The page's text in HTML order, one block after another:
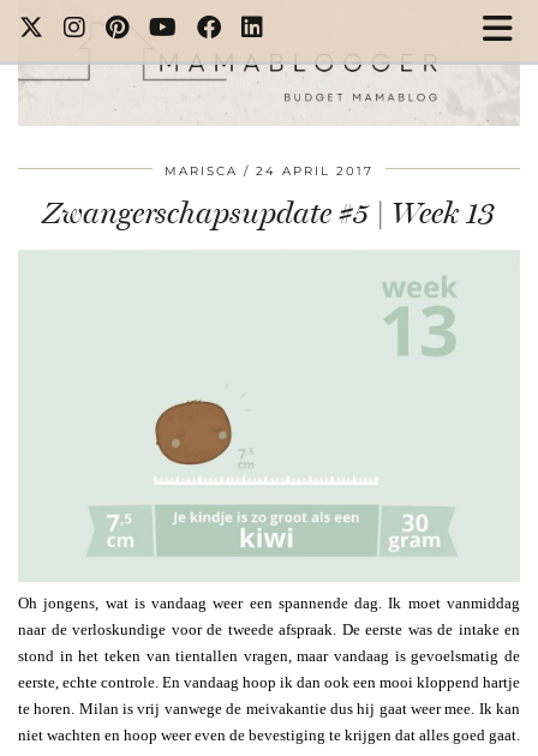
MARISCA 24 APRIL 2017
Zwangerschapsupdate #5 | Week 13
Oh jongens, wat is vandaag weer een spannende dag. Ik moet vanmiddag
naar de verloskundige voor de tweede afspraak. De eerste was de intake en
stond in het teken van tientallen vragen, maar vandaag is gevoelsmatig de
eerste, echte controle. En vandaag hoop ik dan ook een mooi kloppend hartje
te horen. Milan is vrij vanwege de meivakantie dus hij gaat weer mee. Ik kan
niet wachten en hoop weer even de bevestiging te krijgen dat alles goed gaat.